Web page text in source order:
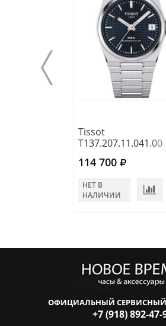
Tissot
T137.207.11.041.00
114 700
НЕТ В
НАЛИЧИИ
ОФИЦИАЛЬНЫЙ СЕРВИСНЫЙ
+7 (918) 892-47-